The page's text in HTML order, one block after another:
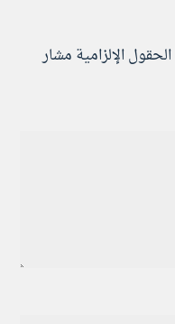
الحقول الإلزامية مشار